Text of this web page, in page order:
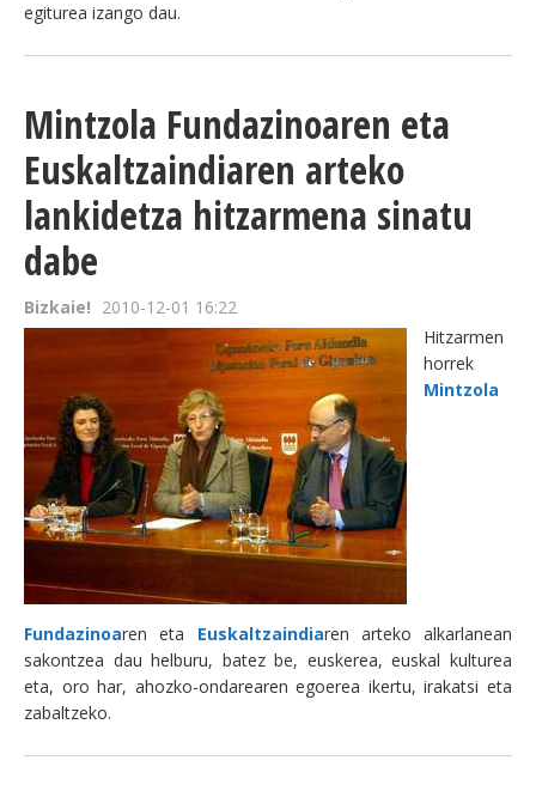
egiturea izango dau.
Mintzola Fundazinoaren eta
Euskaltzaindiaren arteko
lankidetza hitzarmena sinatu
dabe
Bizkaie! 2010-12-01 16:22
Hitzarmen
horrek
Mintzola
Fundazinoaren eta Euskaltzaindiaren arteko alkarlanean
sakontzea dau helburu, batez be, euskerea, euskal kulturea
eta, oro har, ahozko-ondarearen egoerea ikertu, irakatsi eta
zabaltzeko.